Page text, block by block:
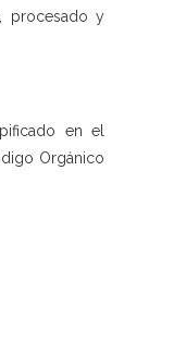
procesado y
en el
Orgánico